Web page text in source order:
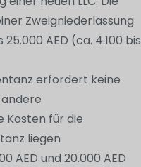
Zweigniederlassung
AED (ca. 4.100 bis
erfordert keine
Kosten für die
liegen
AED und 20.000 AED